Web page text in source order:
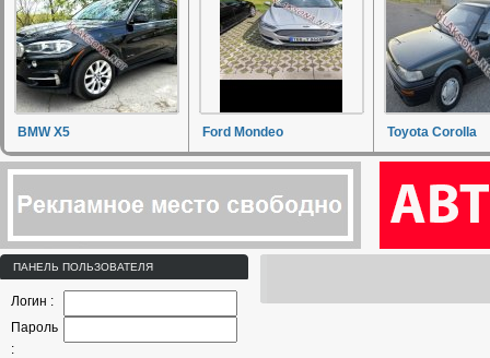
BMW X5 Ford Mondeo Toyota Corolla
ПАНЕЛЬ ПОЛЬЗОВАТЕЛЯ
Логин :
Пароль
: